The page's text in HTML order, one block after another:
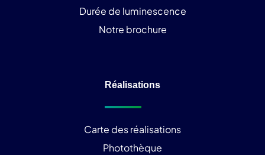
Durée de luminescence
Notre brochure
Réalisations
Carte des réalisations
Photothèque